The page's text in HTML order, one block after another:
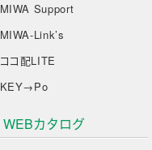
MIWA Support
MIWA-Link’s
ココ配LITE
KEY→Po
WEBカタログ